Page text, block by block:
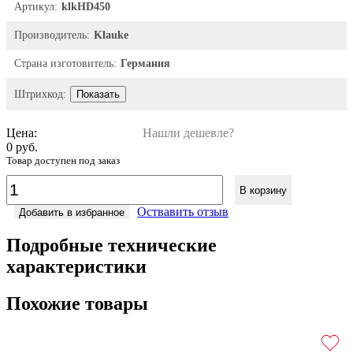
Артикул: klkHD450
Производитель: Klauke
Страна изготовитель: Германия
Штрихкод: Показать
Цена:
Нашли дешевле?
0 руб.
Товар доступен под заказ
В корзину
Добавить в избранное
Оствавить отзыв
Подробные технические
характеристики
Похожие товары